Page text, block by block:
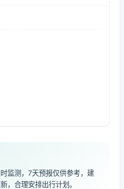
监测，7天预报仅供参考，建
，合理安排出行计划。